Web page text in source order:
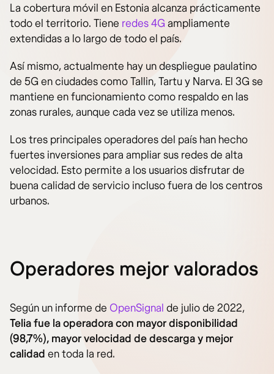
La cobertura móvil en Estonia alcanza prácticamente
todo el territorio. Tiene redes 4G ampliamente
extendidas a lo largo de todo el país.
Así mismo, actualmente hay un despliegue paulatino
de 5G en ciudades como Tallin, Tartu y Narva. El 3G se
mantiene en funcionamiento como respaldo en las
zonas rurales, aunque cada vez se utiliza menos.
Los tres principales operadores del país han hecho
fuertes inversiones para ampliar sus redes de alta
velocidad. Esto permite a los usuarios disfrutar de
buena calidad de servicio incluso fuera de los centros
urbanos.
Operadores mejor valorados
Según un informe de OpenSignal de julio de 2022,
Telia fue la operadora con mayor disponibilidad
(98,7%), mayor velocidad de descarga y mejor
calidad en toda la red.